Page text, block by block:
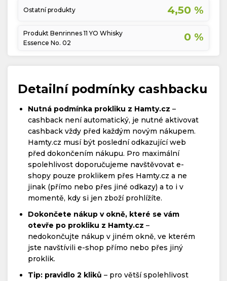
Ostatní produkty 4,50 %
Produkt Benrinnes 11 YO Whisky
Essence No. 02
0 %
Detailní podmínky cashbacku
Nutná podmínka prokliku z Hamty.cz –
cashback není automatický, je nutné aktivovat
cashback vždy před každým novým nákupem.
Hamty.cz musí být poslední odkazující web
před dokončením nákupu. Pro maximální
spolehlivost doporučujeme navštěvovat e-
shopy pouze proklikem přes Hamty.cz a ne
jinak (přímo nebo přes jiné odkazy) a to i v
momentě, kdy si jen zboží prohlížíte.
Dokončete nákup v okně, které se vám
otevře po prokliku z Hamty.cz –
nedokončujte nákup v jiném okně, ve kterém
jste navštívili e-shop přímo nebo přes jiný
proklik.
Tip: pravidlo 2 kliků – pro větší spolehlivost